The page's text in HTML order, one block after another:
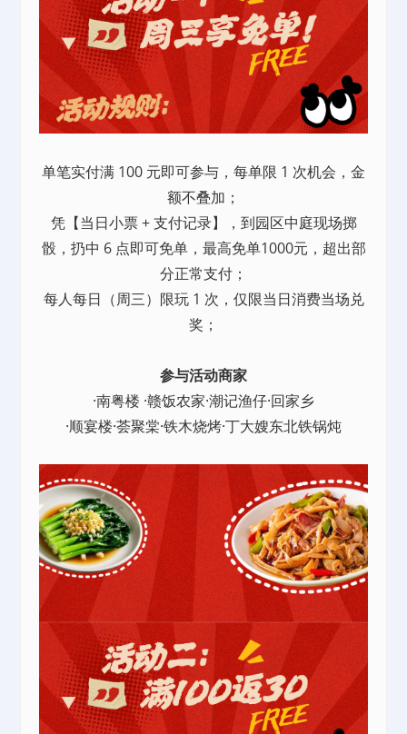
单笔实付满 100 元即可参与，每单限 1 次机会，金
额不叠加；
凭【当日小票 + 支付记录】，到园区中庭现场掷
骰，扔中 6 点即可免单，最高免单1000元，超出部
分正常支付；
每人每日（周三）限玩 1 次，仅限当日消费当场兑
奖；
参与活动商家
·南粤楼 ·赣饭农家·潮记渔仔·回家乡
·顺宴楼·荟聚棠·铁木烧烤·丁大嫂东北铁锅炖